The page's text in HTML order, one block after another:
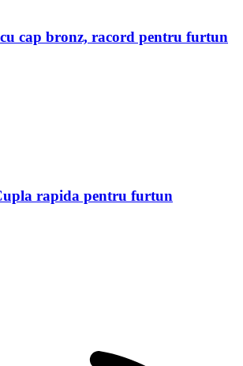
cap bronz, racord pentru furtun
rapida pentru furtun